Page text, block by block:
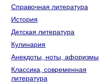
Справочная литература
История
Детская литература
Кулинария
Анекдоты, ноты, афоризмы
Классика, современная
литература